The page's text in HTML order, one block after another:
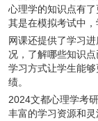
心理学的知识点有
其是在模拟考试中，
网课还提供了学习
况，了解哪些知识
学习方式让学生能
绩。
2024文都心理学考
丰富的学习资源和